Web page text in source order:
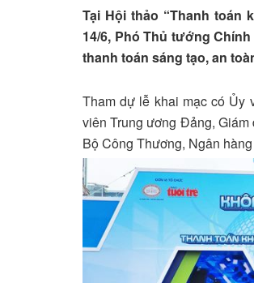
Tại Hội thảo “Thanh
14/6, Phó Thủ tướng
thanh toán sáng tạo, an
Tham dự lễ khai mạc có Ủy
viên Trung ương Đảng,
Bộ Công Thương, Ngân